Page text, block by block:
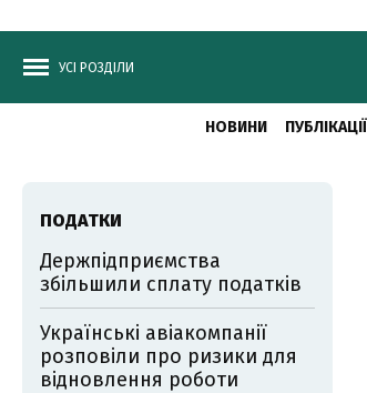
УСІ РОЗДІЛИ
НОВИНИ ПУБЛІКАЦІЇ
ПОДАТКИ
Держпідприємства
збільшили сплату податків
Українські авіакомпанії
розповіли про ризики для
відновлення роботи